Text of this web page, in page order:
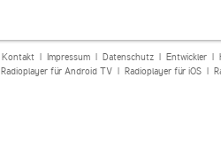
Kontakt| Impressum| Datenschutz| Entwickler|
Radioplayer für Android TV| Radioplayer für iOS|